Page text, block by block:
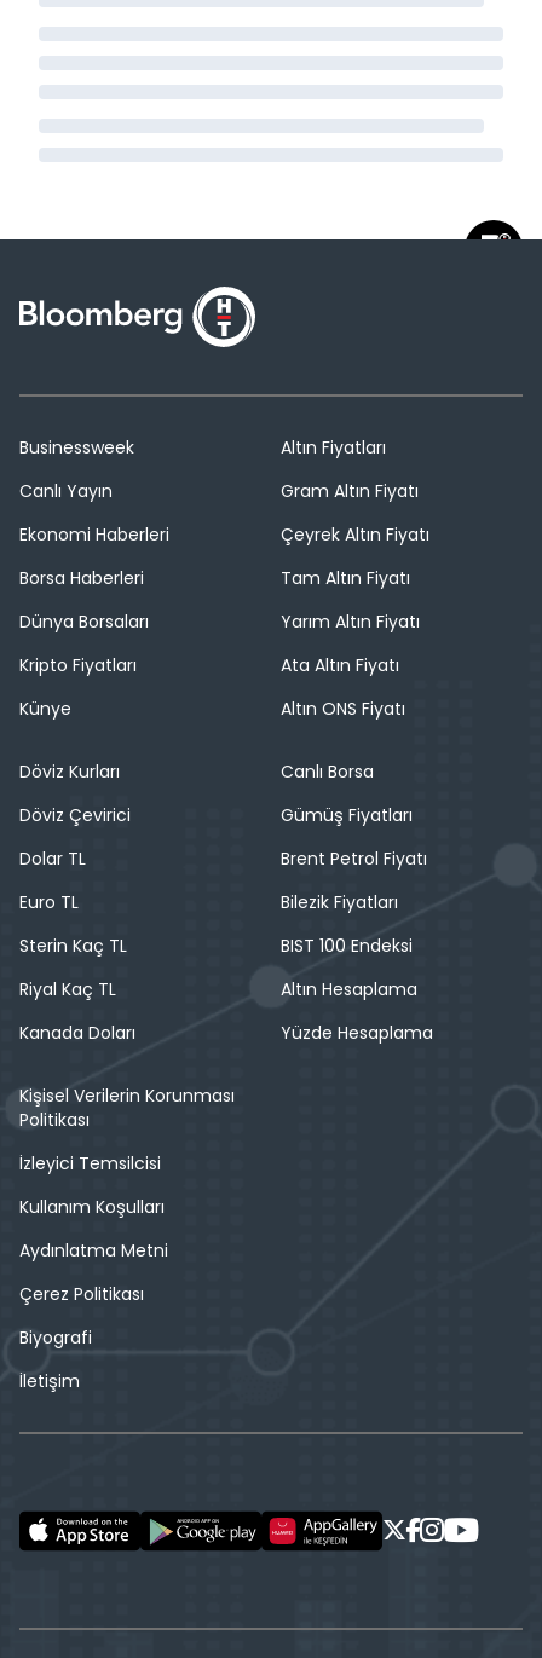
Businessweek
Canlı Yayın
Ekonomi Haberleri
Borsa Haberleri
Dünya Borsaları
Kripto Fiyatları
Künye
Altın Fiyatları
Gram Altın Fiyatı
Çeyrek Altın Fiyatı
Tam Altın Fiyatı
Yarım Altın Fiyatı
Ata Altın Fiyatı
Altın ONS Fiyatı
Döviz Kurları
Döviz Çevirici
Dolar TL
Euro TL
Sterin Kaç TL
Riyal Kaç TL
Kanada Doları
Canlı Borsa
Gümüş Fiyatları
Brent Petrol Fiyatı
Bilezik Fiyatları
BIST 100 Endeksi
Altın Hesaplama
Yüzde Hesaplama
Kişisel Verilerin Korunması
Politikası
İzleyici Temsilcisi
Kullanım Koşulları
Aydınlatma Metni
Çerez Politikası
Biyografi
İletişim